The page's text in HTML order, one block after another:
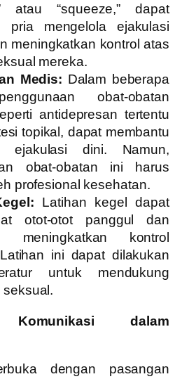
atau “squeeze,” dapat
pria mengelola ejakulasi
meningkatkan kontrol atas
mereka.
Medis: Dalam beberapa
obat-obatan
antidepresan tertentu
topikal, dapat membantu
ejakulasi dini. Namun,
obat-obatan ini harus
profesional kesehatan.
Latihan kegel dapat
otot-otot panggul dan
meningkatkan kontrol
ini dapat dilakukan
untuk mendukung
seksual.
Komunikasi dalam
dengan pasangan